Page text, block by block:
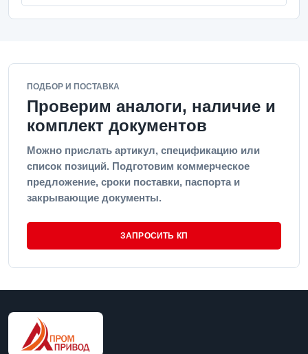
ПОДБОР И ПОСТАВКА
Проверим аналоги, наличие и
комплект документов
Можно прислать артикул, спецификацию или
список позиций. Подготовим коммерческое
предложение, сроки поставки, паспорта и
закрывающие документы.
ЗАПРОСИТЬ КП